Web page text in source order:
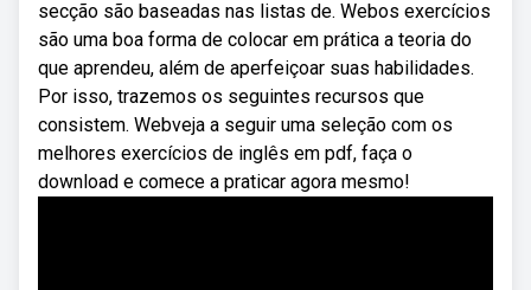
secção são baseadas nas listas de. Webos exercícios
são uma boa forma de colocar em prática a teoria do
que aprendeu, além de aperfeiçoar suas habilidades.
Por isso, trazemos os seguintes recursos que
consistem. Webveja a seguir uma seleção com os
melhores exercícios de inglês em pdf, faça o
download e comece a praticar agora mesmo!